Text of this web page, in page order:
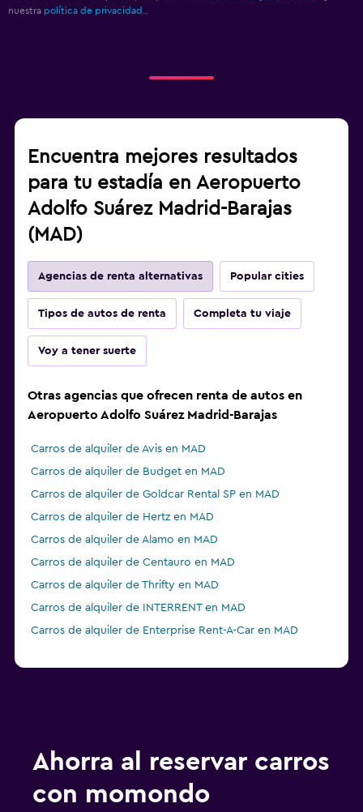
nuestra política de privacidad..
Encuentra mejores resultados
para tu estadía en Aeropuerto
Adolfo Suárez Madrid-Barajas
(MAD)
Agencias de renta alternativas Popular cities
Tipos de autos de renta Completa tu viaje
Voy a tener suerte
Otras agencias que ofrecen renta de autos en
Aeropuerto Adolfo Suárez Madrid-Barajas
Carros de alquiler de Avis en MAD
Carros de alquiler de Budget en MAD
Carros de alquiler de Goldcar Rental SP en MAD
Carros de alquiler de Hertz en MAD
Carros de alquiler de Alamo en MAD
Carros de alquiler de Centauro en MAD
Carros de alquiler de Thrifty en MAD
Carros de alquiler de INTERRENT en MAD
Carros de alquiler de Enterprise Rent-A-Car en MAD
Ahorra al reservar carros
con momondo